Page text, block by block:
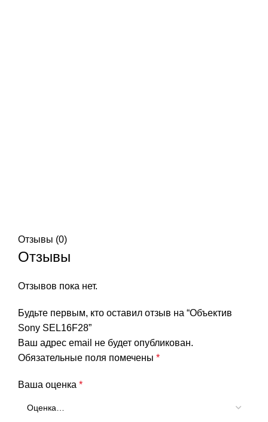
Отзывы (0)
Отзывы
Отзывов пока нет.
Будьте первым, кто оставил отзыв на “Объектив
Sony SEL16F28”
Ваш адрес email не будет опубликован.
Обязательные поля помечены *
Ваша оценка *